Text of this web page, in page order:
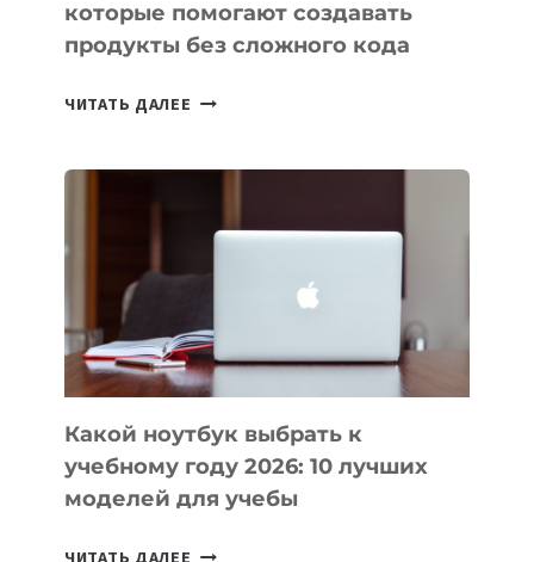
которые помогают создавать
продукты без сложного кода
ЧИТАТЬ ДАЛЕЕ
ПОМОГАЮТ
СОЗДАВАТЬ
БЕЗ
СЛОЖНОГО
КОДА
Какой ноутбук выбрать к
учебному году 2026: 10 лучших
моделей для учебы
ЧИТАТЬ ДАЛЕЕ КАКОЙ